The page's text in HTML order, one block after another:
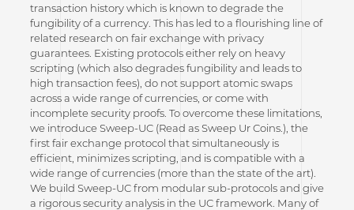
transaction history which is known to degrade the
fungibility of a currency. This has led to a flourishing line of
related research on fair exchange with privacy
guarantees. Existing protocols either rely on heavy
scripting (which also degrades fungibility and leads to
high transaction fees), do not support atomic swaps
across a wide range of currencies, or come with
incomplete security proofs. To overcome these limitations,
we introduce Sweep-UC (Read as Sweep Ur Coins.), the
first fair exchange protocol that simultaneously is
efficient, minimizes scripting, and is compatible with a
wide range of currencies (more than the state of the art).
We build Sweep-UC from modular sub-protocols and give
a rigorous security analysis in the UC framework. Many of